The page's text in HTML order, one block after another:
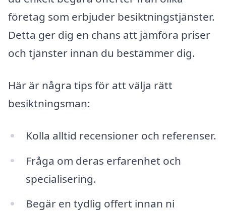
företag som erbjuder besiktningstjänster.
Detta ger dig en chans att jämföra priser
och tjänster innan du bestämmer dig.
Här är några tips för att välja rätt
besiktningsman:
Kolla alltid recensioner och referenser.
Fråga om deras erfarenhet och
specialisering.
Begär en tydlig offert innan ni